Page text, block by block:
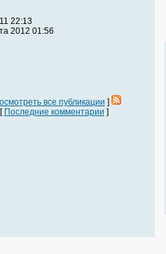
22:13
2012 01:56
все публикации ]
Последние комментарии ]